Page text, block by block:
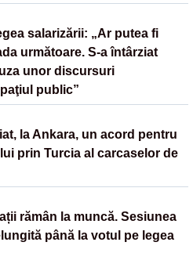
salarizării: „Ar putea fi
următoare. S-a întârziat
unor discursuri
public”
la Ankara, un acord pentru
prin Turcia al carcaselor de
rămân la muncă. Sesiunea
până la votul pe legea